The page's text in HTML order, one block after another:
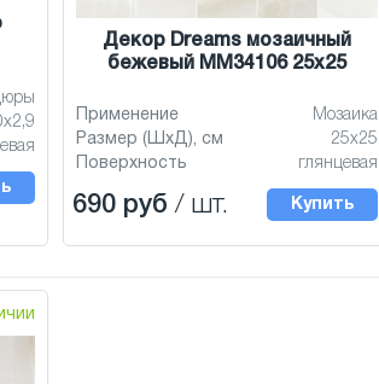
Декор Dreams мозаичный
бежевый MM34106 25x25
Применение
Мозаика
Размер (ШхД), см
25x25
Поверхность
глянцевая
690 руб / шт. Купить